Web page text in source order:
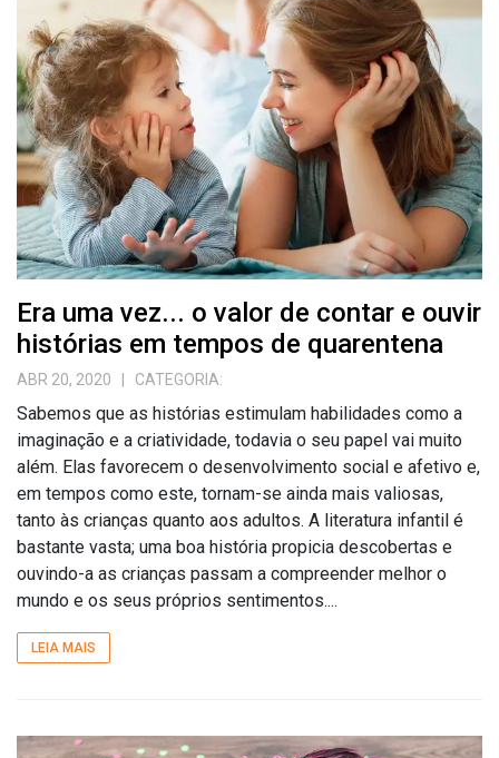
Era uma vez... o valor de contar e ouvir
histórias em tempos de quarentena
ABR 20, 2020 | CATEGORIA:
Sabemos que as histórias estimulam habilidades como a
imaginação e a criatividade, todavia o seu papel vai muito
além. Elas favorecem o desenvolvimento social e afetivo e,
em tempos como este, tornam-se ainda mais valiosas,
tanto às crianças quanto aos adultos. A literatura infantil é
bastante vasta; uma boa história propicia descobertas e
ouvindo-a as crianças passam a compreender melhor o
mundo e os seus próprios sentimentos....
LEIA MAIS